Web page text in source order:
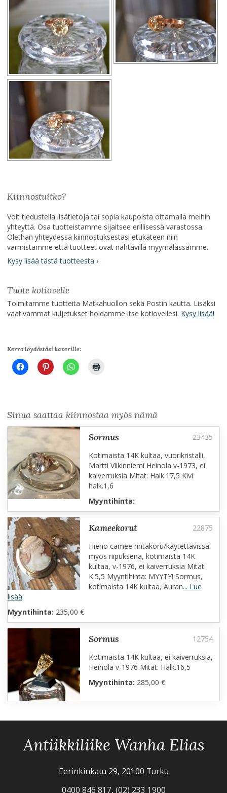
Kiinnostuitko?
Voit tiedustella lisätietoja tai sopia kaupoista ottamalla meihin
yhteyttä. Osa tuotteistamme sijaitsee erillisessä varastossa.
Olethan yhteydessä kiinnostuksestasi etukäteen niin
varmistamme että tuotteet ovat nähtävillä myymälässämme.
Kysy lisää tästä tuotteesta ›
Tuote kotiovelle
Toimitamme tuotteita Matkahuollon sekä Postin kautta. Lisäksi
vaativammat kuljetukset hoidamme itse kotiovellesi. Kysy lisää!
Kerro löydöstäsi kaverille:
Sinua saattaa kiinnostaa myös nämä
sormus
Kotimaista 14K kultaa, vuorikristalli,
Martti Viikinniemi Heinola v-1973, ei
kaiverruksia Mitat: Halk.17,5 Kivi
halk.1,6
Myyntihinta:
kameekorut
Hieno camee rintakoru/käytettävissä
myös riipuksena, kotimaista 14K
kultaa, v-1976, ei kaiverruksia Mitat:
K.5,5 Myyntihinta: MYYTY! Sormus,
kotimaista 14K kultaa, Auran... Lue
lisää
Myyntihinta: 235,00 €
sormus
Kotimaista 14K kultaa, ei kaiverruksia,
Heinola v-1976 Mitat: Halk.16,5
Myyntihinta: 285,00 €
Antiikkiliike Wanha Elias
Eerinkinkatu 29, 20100 Turku
0400 846 817, (02) 233 1900